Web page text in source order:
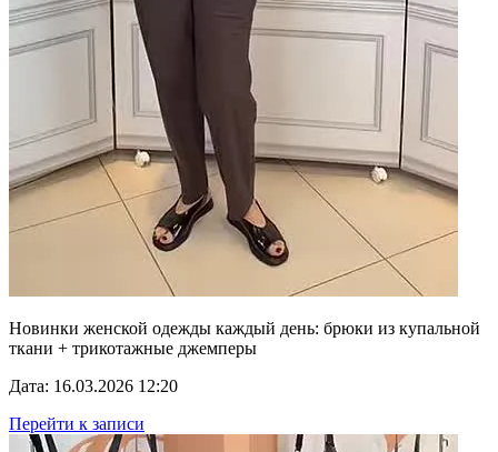
Новинки женской одежды каждый день: брюки из купальной
ткани + трикотажные джемперы
Дата: 16.03.2026 12:20
Перейти к записи